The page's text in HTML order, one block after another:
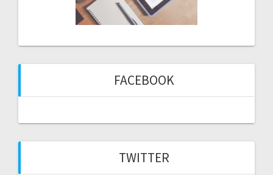
FACEBOOK
TWITTER